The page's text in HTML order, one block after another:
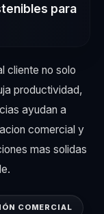
para
cliente no solo
productividad,
ayudan a
comercial y
mas solidas
COMERCIAL